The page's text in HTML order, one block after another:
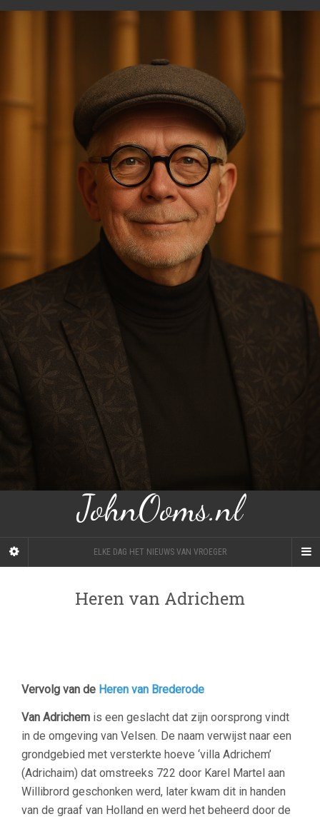
JohnOoms.nl
ELKE DAG HET NIEUWS VAN VROEGER
Heren van Adrichem
Vervolg van de Heren van Brederode
Van Adrichem is een geslacht dat zijn oorsprong vindt
in de omgeving van Velsen. De naam verwijst naar een
grondgebied met versterkte hoeve ‘villa Adrichem’
(Adrichaim) dat omstreeks 722 door Karel Martel aan
Willibrord geschonken werd, later kwam dit in handen
van de graaf van Holland en werd het beheerd door de